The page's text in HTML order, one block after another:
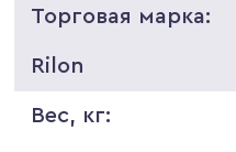
Торговая марка:
Rilon
Вес, кг: